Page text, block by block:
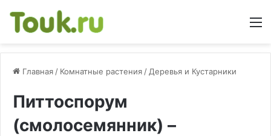
Главная / Комнатные растения / Деревья и Кустарники
Питтоспорум
(смолосемянник) –